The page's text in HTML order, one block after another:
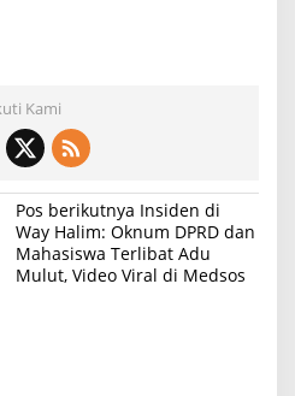
Kami
Pos berikutnya Insiden di
Way Halim: Oknum DPRD dan
Mahasiswa Terlibat Adu
Mulut, Video Viral di Medsos